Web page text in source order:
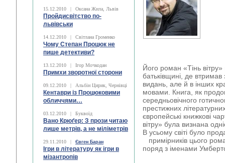
15.12.2010 | Оксана Жила, Львів
Пройдисвітство по-
львівськи
14.12.2010 | Світлана Громенко
Чому Степан Процюк не
пише детективи?
13.12.2010 | Ігор Мочкодан
Примхи зворотної сторони
09.12.2010 | Альбін Цирик, Чернівці
Кентаври із Процюковими
обличчями…
03.12.2010 | Буквоїд
Вано Крюґер: З прози читаю
лише метрів, а не міліметрів
29.11.2010 | Євген Баран
Ігри в літературу як ігри в
мізантропів
Його роман «Тінь
батьківщині, де
видань, але й в інших
мовами. Книга, як
середньовічного
престижних
європейські книжкові
вітру» була визнана
В усьому світі було
примірників цього
поряд з іменами